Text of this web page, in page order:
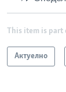
This item is part
Актуелно